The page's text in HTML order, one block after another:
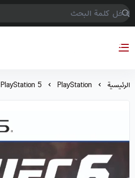
COMPTER GAMES
الرئيسية PlayStation
PlayStation 5